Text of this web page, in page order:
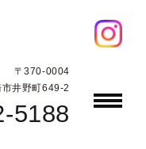
〒370-0004
井野町649-2
5188